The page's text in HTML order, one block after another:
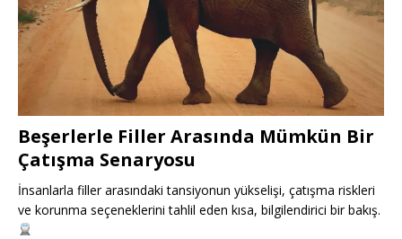
Beşerlerle Filler Arasında Mümkün Bir
Çatışma Senaryosu
İnsanlarla filler arasındaki tansiyonun yükselişi, çatışma riskleri
ve korunma seçeneklerini tahlil eden kısa, bilgilendirici bir bakış.